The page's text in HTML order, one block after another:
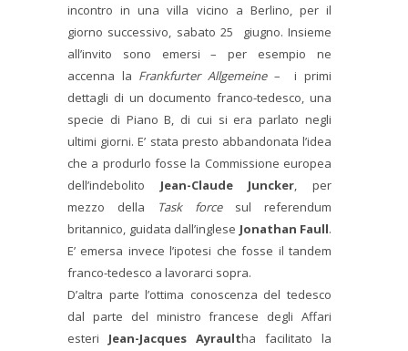
incontro in una villa vicino a Berlino, per il
giorno successivo, sabato 25 giugno. Insieme
all’invito sono emersi – per esempio ne
accenna la Frankfurter Allgemeine– i primi
dettagli di un documento franco-tedesco, una
specie di Piano B, di cui si era parlato negli
ultimi giorni. E’ stata presto abbandonata l’idea
che a produrlo fosse la Commissione europea
dell’indebolito Jean-Claude Juncker, per
mezzo della
Task forcesul referendum
britannico, guidata dall’inglese Jonathan Faull.
E’ emersa invece l’ipotesi che fosse il tandem
franco-tedesco a lavorarci sopra.
D’altra parte l’ottima conoscenza del tedesco
dal parte del ministro francese degli Affari
esteri Jean-Jacques Ayraultha facilitato la